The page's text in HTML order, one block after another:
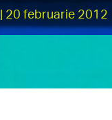
| 20 februarie 2012